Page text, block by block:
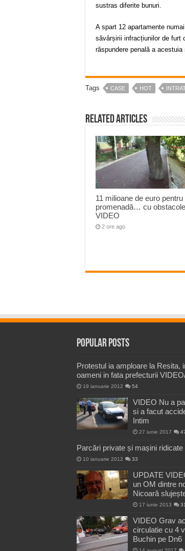
sustras diferite bunuri.
A spart 12 apartamente
săvârșirii infracțiunilor de furt
răspundere penală a
Tags CASE HOT
Related Articles
11 milioane de euro pentru
promenadă… cu obstacole
VIDEO
2 ore ago
Popular Posts
Protestul ia amploare la Resita,
oameni in fata prefecturii
19 ianuarie 2012 54
VIDEO Nu a
si a facut
Intim
27 iunie 2017
Parcări private și mașini ridicate
10 ianuarie 2012 33
UPDATE
un OM dintre
Nicoară
17 iunie 2013
VIDEO Grav
circulatie cu 4
Buchin pe Dn6